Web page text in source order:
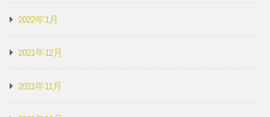
2022年1月
2021年12月
2021年11月